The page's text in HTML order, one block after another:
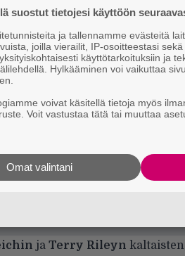
ja Terry Rileyn
suostut tietojesi käyttöön
ja tallennamme evästeitä
joilla vierailit, IP-osoitteestasi
käyttötarkoituksiin ja
Hylkääminen voi vaikuttaa
voivat käsitellä tietoja myös
Voit vastustaa tätä tai muuttaa
Omat valintani